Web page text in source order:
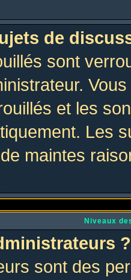
de
sont
et les
Les
maintes
Niveaux
?
sont des